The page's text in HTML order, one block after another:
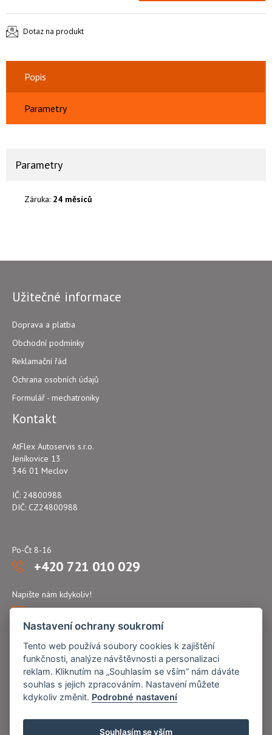
Dotaz na produkt
Popis
Parametry
Parametry
Záruka: 24 měsíců
Užitečné informace
Doprava a platba
Obchodní podmínky
Reklamační řád
Ochrana osobních údajů
Formulář - mechatroniky
Kontakt
AtFlex Autoservis s.r.o.
Jeníkovice 13
346 01 Meclov
IČ: 24800988
DIČ: CZ24800988
Po-Čt 8-16
+420 721 010 029
Napište nám kdykoliv!
atflex@seznam.cz
Nastavení ochrany soukromí
Tento web používá soubory cookies k zajištění
funkčnosti, analýze návštěvnosti a personalizaci
reklam. Kliknutím na „Souhlasím se vším” nám dáváte
souhlas s jejich zpracováním. Nastavení můžete
kdykoliv změnit. Podrobné nastavení
Souhlasím se vším